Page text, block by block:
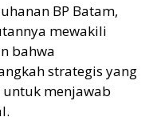
BP Batam,
mewakili
bahwa
strategis yang
menjawab